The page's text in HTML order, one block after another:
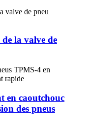
la valve de
en caoutchouc
des pneus